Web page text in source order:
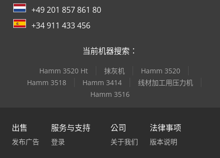
+49 201 857 861 80
+34 911 433 456
当前机器搜索：
Hamm 3520 Ht 抹灰机
Hamm 3520
Hamm 3518
Hamm 3414
线材加工用压力机
Hamm 3516
出售
发布广告
服务与支持
登录
公司
关于我们
法律事项
版本说明